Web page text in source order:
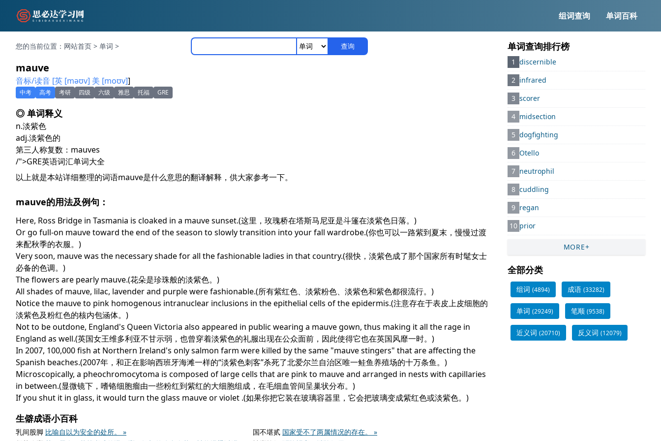
组词查询 单词百科
您的当前位置： 网站首页 > 单词 > 查询
mauve
音标/读音 [英 [məʊv] 美 [moʊv]]
中考 高考 考研 四级 六级 雅思 托福 GRE
◎ 单词释义
n.淡紫色
adj.淡紫色的
第三人称复数：mauves
/">GRE英语词汇单词大全
以上就是本站详细整理的词语mauve是什么意思的翻译解释，供大家参考一下。
mauve的用法及例句：
Here, Ross Bridge in Tasmania is cloaked in a mauve sunset.(这里，玫瑰桥在塔斯马尼亚是斗篷在淡紫色日落。)
Or go full-on mauve toward the end of the season to slowly transition into your fall wardrobe.(你也可以一路紫到夏末，慢慢过渡
来配秋季的衣服。)
Very soon, mauve was the necessary shade for all the fashionable ladies in that country.(很快，淡紫色成了那个国家所有时髦女士
必备的色调。)
The flowers are pearly mauve.(花朵是珍珠般的淡紫色。)
All shades of mauve, lilac, lavender and purple were fashionable.(所有紫红色、淡紫粉色、淡紫色和紫色都很流行。)
Notice the mauve to pink homogenous intranuclear inclusions in the epithelial cells of the epidermis.(注意存在于表皮上皮细胞的
淡紫色及粉红色的核内包涵体。)
Not to be outdone, England's Queen Victoria also appeared in public wearing a mauve gown, thus making it all the rage in
England as well.(英国女王维多利亚不甘示弱，也曾穿着淡紫色的礼服出现在公众面前，因此使得它也在英国风靡一时。)
In 2007, 100,000 fish at Northern Ireland's only salmon farm were killed by the same "mauve stingers" that are affecting the
Spanish beaches.(2007年，和正在影响西班牙海滩一样的“淡紫色刺客”杀死了北爱尔兰自治区唯一鲑鱼养殖场的十万条鱼。)
Microscopically, a pheochromocytoma is composed of large cells that are pink to mauve and arranged in nests with capillaries
in between.(显微镜下，嗜铬细胞瘤由一些粉红到紫红的大细胞组成，在毛细血管间呈巢状分布。)
If you shut it in glass, it would turn the glass mauve or violet .(如果你把它装在玻璃容器里，它会把玻璃变成紫红色或淡紫色。)
生僻成语小百科
乳间股脚 比喻自以为安全的处所。 » 国不堪贰 国家受不了两属情况的存在。 »
单词查询排行榜
1 discernible
2 infrared
3 scorer
4 midsection
5 dogfighting
6 Otello
7 neutrophil
8 cuddling
9 regan
10 prior
MORE+
全部分类
组词 (4894) 成语 (33282)
单词 (29249) 笔顺 (9538)
近义词 (20710) 反义词 (12079)